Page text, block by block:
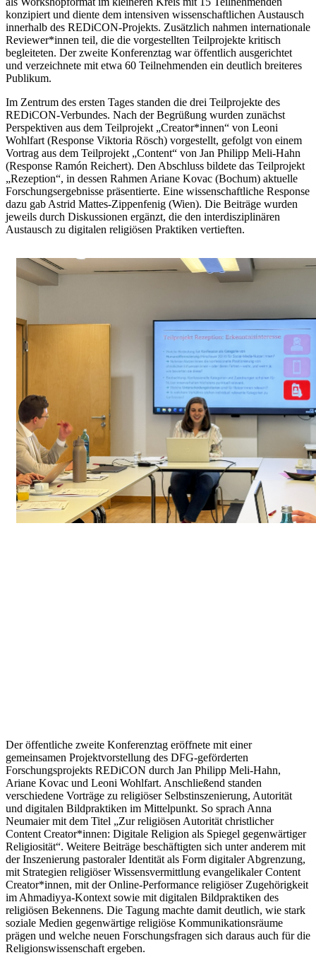
konzipiert und diente dem intensiven wissenschaftlichen Austausch
innerhalb des REDiCON-Projekts. Zusätzlich nahmen internationale
Reviewer*innen teil, die die vorgestellten Teilprojekte kritisch
begleiteten. Der zweite Konferenztag war öffentlich ausgerichtet
und verzeichnete mit etwa 60 Teilnehmenden ein deutlich breiteres
Publikum.
Im Zentrum des ersten Tages standen die drei Teilprojekte des
REDiCON-Verbundes. Nach der Begrüßung wurden zunächst
Perspektiven aus dem Teilprojekt „Creator*innen“ von Leoni
Wohlfart (Response Viktoria Rösch) vorgestellt, gefolgt von einem
Vortrag aus dem Teilprojekt „Content“ von Jan Philipp Meli-Hahn
(Response Ramón Reichert). Den Abschluss bildete das Teilprojekt
„Rezeption“, in dessen Rahmen Ariane Kovac (Bochum) aktuelle
Forschungsergebnisse präsentierte. Eine wissenschaftliche Response
dazu gab Astrid Mattes-Zippenfenig (Wien). Die Beiträge wurden
jeweils durch Diskussionen ergänzt, die den interdisziplinären
Austausch zu digitalen religiösen Praktiken vertieften.
Der öffentliche zweite Konferenztag eröffnete mit einer
gemeinsamen Projektvorstellung des DFG-geförderten
Forschungsprojekts REDiCON durch Jan Philipp Meli-Hahn,
Ariane Kovac und Leoni Wohlfart. Anschließend standen
verschiedene Vorträge zu religiöser Selbstinszenierung, Autorität
und digitalen Bildpraktiken im Mittelpunkt. So sprach Anna
Neumaier mit dem Titel „Zur religiösen Autorität christlicher
Content Creator*innen: Digitale Religion als Spiegel gegenwärtiger
Religiosität“. Weitere Beiträge beschäftigten sich unter anderem mit
der Inszenierung pastoraler Identität als Form digitaler Abgrenzung,
mit Strategien religiöser Wissensvermittlung evangelikaler Content
Creator*innen, mit der Online-Performance religiöser Zugehörigkeit
im Ahmadiyya-Kontext sowie mit digitalen Bildpraktiken des
religiösen Bekennens. Die Tagung machte damit deutlich, wie stark
soziale Medien gegenwärtige religiöse Kommunikationsräume
prägen und welche neuen Forschungsfragen sich daraus auch für die
Religionswissenschaft ergeben.